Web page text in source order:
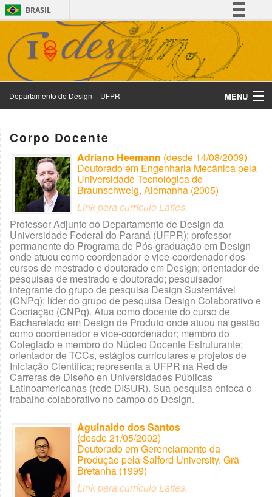
BRASIL
Simplifique!
Comunica BR
Participe
Acesso à informação
Departamento de Design – UFPR MENU
Departamento de Design
Design e Sustentabilidade
Divulgação
Exposição Virtual
Galeria TCCs
Inicio
Júnior Design
LabDSI
Notícias
Sala Arte, Design & Cia
Corpo Docente
Adriano Heemann (desde 14/08/2009)
Doutorado em Engenharia Mecânica pela
Universidade Tecnológica de
Braunschweig, Alemanha (2005)
Link para currículo Lattes.
Professor Adjunto do Departamento de Design da
Universidade Federal do Paraná (UFPR); professor
permanente do Programa de Pós-graduação em Design
onde atuou como coordenador e vice-coordenador dos
cursos de mestrado e doutorado em Design; orientador de
pesquisas de mestrado e doutorado; pesquisador
integrante do grupo de pesquisa Design Sustentável
(CNPq); líder do grupo de pesquisa Design Colaborativo e
Cocriação (CNPq). Atua como docente do curso de
Bacharelado em Design de Produto onde atuou na gestão
como coordenador e vice-coordenador; membro do
Colegiado e membro do Núcleo Docente Estruturante;
orientador de TCCs, estágios curriculares e projetos de
Iniciação Científica; representa a UFPR na Red de
Carreras de Diseño en Universidades Públicas
Latinoamericanas (rede DISUR). Sua pesquisa enfoca o
trabalho colaborativo no campo do Design.
Aguinaldo dos Santos
(desde 21/05/2002)
Doutorado em Gerenciamento da
Produção pela Salford University, Grã-
Bretanha (1999)
Link para currículo Lattes.